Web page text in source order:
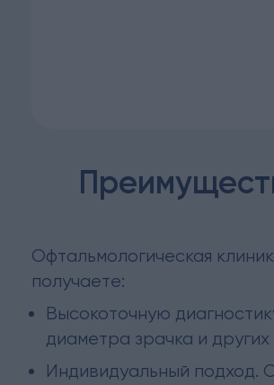
Офтальмологическая
получаете:
Высокоточную
диаметра зрачка и
Индивидуальный подход.